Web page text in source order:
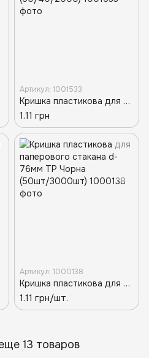
Артикул: 1001533
Кришка пластикова для паперового стакана d-90 мм ЄС чорна (50/40/2000)
1.11 грн
Артикул: 1000138
Кришка пластикова для паперового стакана d-76мм ТР Чорна (50шт/3000шт)
1.11 грн/шт.
13 товаров